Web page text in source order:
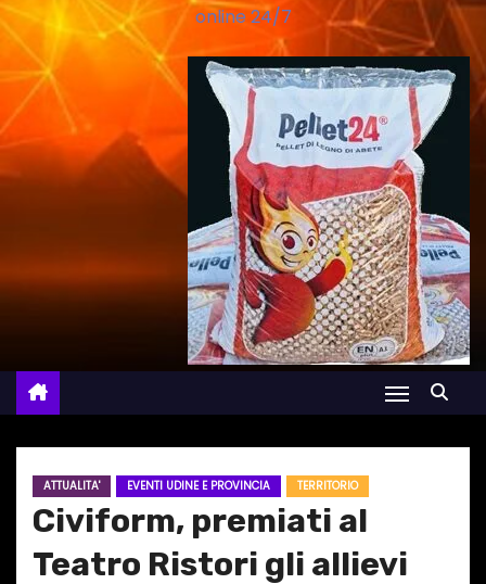
online 24/7
ATTUALITA' EVENTI UDINE E PROVINCIA TERRITORIO
Civiform, premiati al
Teatro Ristori gli allievi